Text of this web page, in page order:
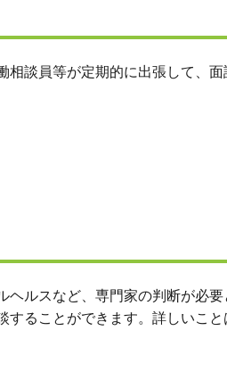
談員等が定期的に出張して、面
ルスなど、専門家の判断が必要
ることができます。詳しいこ